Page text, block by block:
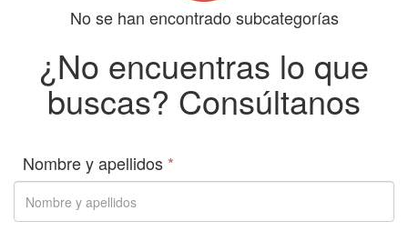
No se han encontrado subcategorías
¿No encuentras lo que
buscas? Consúltanos
Nombre y apellidos *